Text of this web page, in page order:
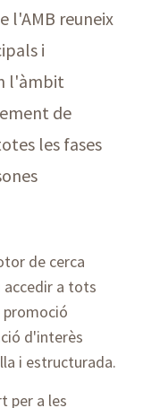
l'AMB reuneix
i
l'àmbit
de
les fases
de cerca
accedir a tots
promoció
d'interès
i estructurada.
per a les